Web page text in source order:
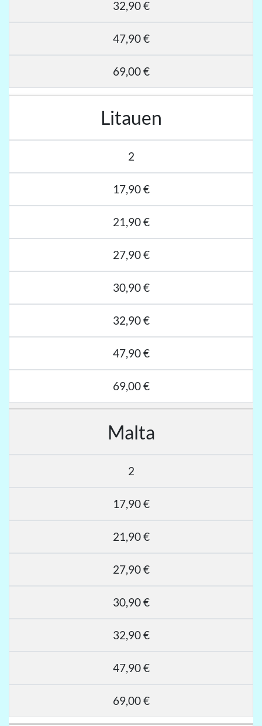
32,90 €
47,90 €
69,00 €
Litauen
2
17,90 €
21,90 €
27,90 €
30,90 €
32,90 €
47,90 €
69,00 €
Malta
2
17,90 €
21,90 €
27,90 €
30,90 €
32,90 €
47,90 €
69,00 €